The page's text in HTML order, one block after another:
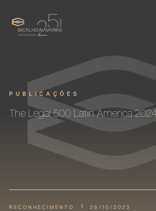
PUBLICAÇÕES
The Legal 500 Latin America 2024
RECONHECIMENTO 26/10/2023